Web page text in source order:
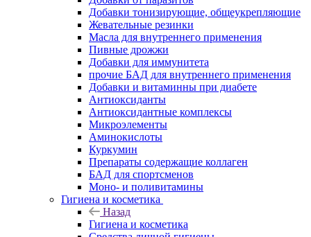
Добавки тонизирующие, общеукрепляющие
Жевательные резинки
Масла для внутреннего применения
Пивные дрожжи
Добавки для иммунитета
прочие БАД для внутреннего применения
Добавки и витаминны при диабете
Антиоксиданты
Антиоксидантные комплексы
Микроэлементы
Аминокислоты
Куркумин
Препараты содержащие коллаген
БАД для спортсменов
Моно- и поливитамины
Гигиена и косметика
Назад
Гигиена и косметика